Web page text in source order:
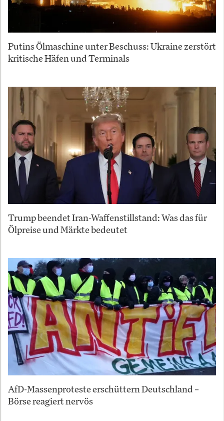
Putins Ölmaschine unter Beschuss: Ukraine zerstört
kritische Häfen und Terminals
Trump beendet Iran-Waffenstillstand: Was das für
Ölpreise und Märkte bedeutet
AfD-Massenproteste erschüttern Deutschland –
Börse reagiert nervös